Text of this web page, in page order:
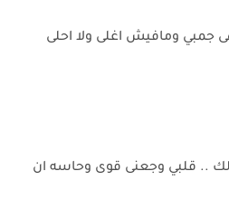
جمبي ومافيش اغلى ولا احلى
.. قلبي وجعنى قوى وحاسه ان